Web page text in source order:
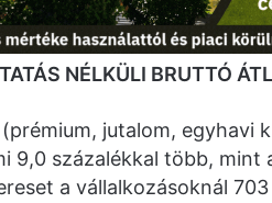
NÉLKÜLI BRUTTÓ
jutalom,
9,0 százalékkal több, mint
a vállalkozásoknál